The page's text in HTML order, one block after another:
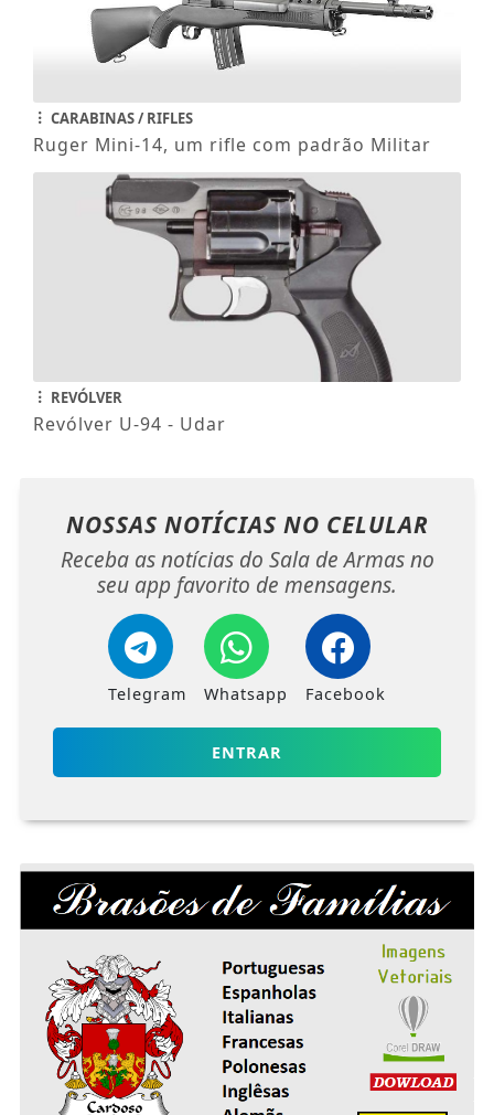
CARABINAS / RIFLES
Ruger Mini-14, um rifle com padrão Militar
REVÓLVER
Revólver U-94 - Udar
NOSSAS NOTÍCIAS NO CELULAR
Receba as notícias do Sala de Armas no
seu app favorito de mensagens.
Telegram Whatsapp Facebook
ENTRAR